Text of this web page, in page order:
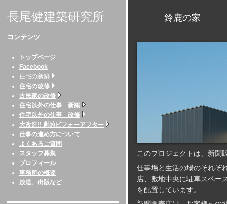
長尾健建築研究所
コンテンツ
トップページ
Facebook
住宅の新築
住宅の改修
古民家の改修
住宅以外の仕事 新築
住宅以外の仕事 改修
大改造!! 劇的ビフォーアフター
仕事の進め方について
よくあるご質問
スタッフ募集
プロフィール
事務所の概要
放送、出版など
鈴鹿の家 （三
このプロジェクトは、新聞
仕事場と生活の場のそれぞ
店、敷地中央に駐車スペー
を配置しています。